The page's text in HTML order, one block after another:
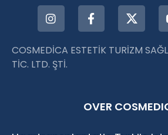
COSMEDİCA ESTETİK TURİZM
TİC. LTD. ŞTİ.
OVER